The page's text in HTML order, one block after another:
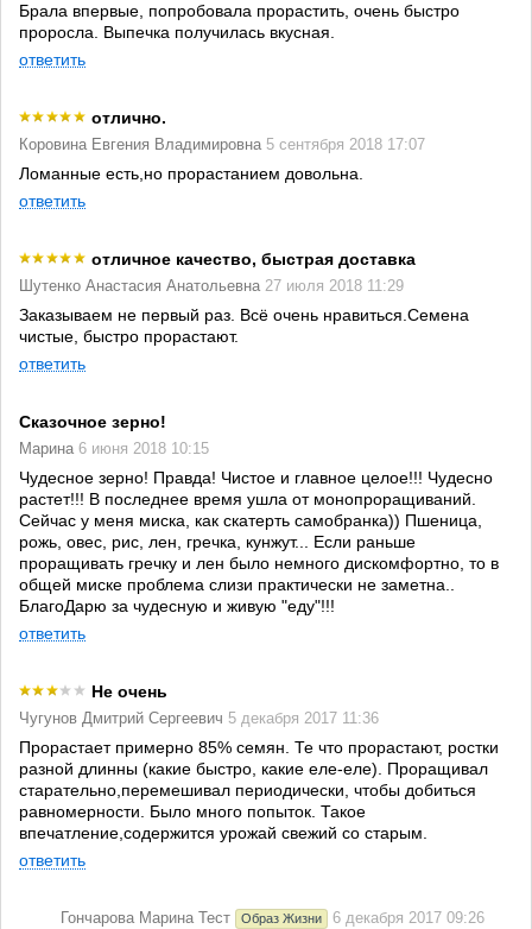
Брала впервые, попробовала прорастить, очень быстро
проросла. Выпечка получилась вкусная.
ответить
отлично.
Коровина Евгения Владимировна 5 сентября 2018 17:07
Ломанные есть,но прорастанием довольна.
ответить
отличное качество, быстрая доставка
Шутенко Анастасия Анатольевна 27 июля 2018 11:29
Заказываем не первый раз. Всё очень нравиться.Семена
чистые, быстро прорастают.
ответить
Сказочное зерно!
Марина 6 июня 2018 10:15
Чудесное зерно! Правда! Чистое и главное целое!!! Чудесно
растет!!! В последнее время ушла от монопроращиваний.
Сейчас у меня миска, как скатерть самобранка)) Пшеница,
рожь, овес, рис, лен, гречка, кунжут... Если раньше
проращивать гречку и лен было немного дискомфортно, то в
общей миске проблема слизи практически не заметна..
БлагоДарю за чудесную и живую "еду"!!!
ответить
Не очень
Чугунов Дмитрий Сергеевич 5 декабря 2017 11:36
Прорастает примерно 85% семян. Те что прорастают, ростки
разной длинны (какие быстро, какие еле-еле). Проращивал
старательно,перемешивал периодически, чтобы добиться
равномерности. Было много попыток. Такое
впечатление,содержится урожай свежий со старым.
ответить
Гончарова Марина Тест Образ Жизни 6 декабря 2017 09:26